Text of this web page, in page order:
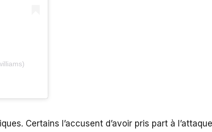
. Certains l’accusent d’avoir pris part à